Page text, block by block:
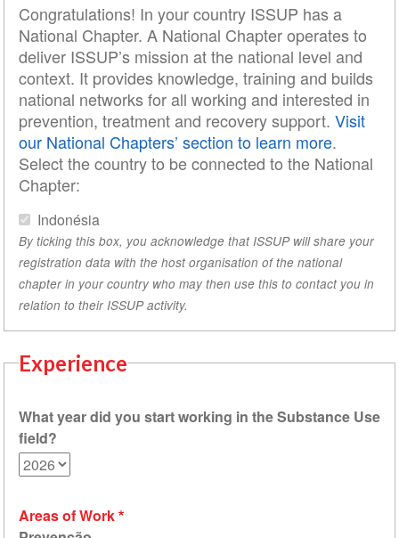
Congratulations! In your country ISSUP has a
National Chapter. A National Chapter operates to
deliver ISSUP’s mission at the national level and
context. It provides knowledge, training and builds
national networks for all working and interested in
prevention, treatment and recovery support. Visit
our National Chapters’ section to learn more.
Select the country to be connected to the National
Chapter:
Indonésia
By ticking this box, you acknowledge that ISSUP will share your
registration data with the host organisation of the national
chapter in your country who may then use this to contact you in
relation to their ISSUP activity.
Experience
What year did you start working in the Substance Use
field?
Areas of Work